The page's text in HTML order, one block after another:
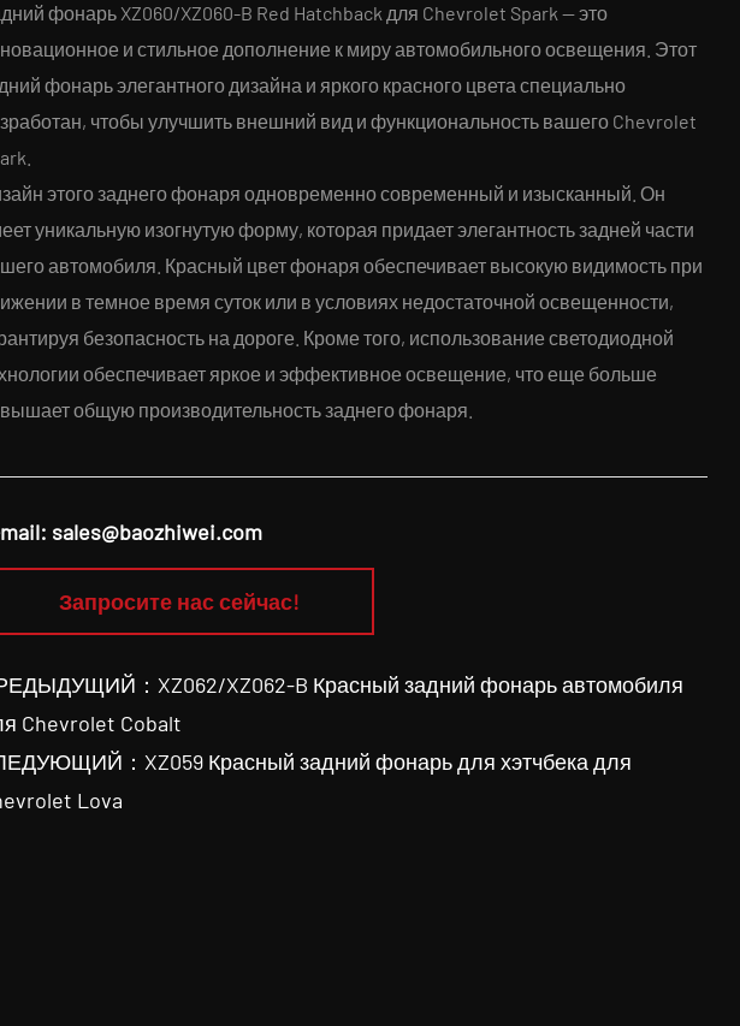
фонарь XZ060/XZ060-B Red Hatchback для Chevrolet Spark — это
и стильное дополнение к миру автомобильного освещения. Этот
фонарь элегантного дизайна и яркого красного цвета специально
чтобы улучшить внешний вид и функциональность вашего Chevrolet
этого заднего фонаря одновременно современный и изысканный. Он
уникальную изогнутую форму, которая придает элегантность задней части
автомобиля. Красный цвет фонаря обеспечивает высокую видимость при
в темное время суток или в условиях недостаточной освещенности,
безопасность на дороге. Кроме того, использование светодиодной
обеспечивает яркое и эффективное освещение, что еще больше
общую производительность заднего фонаря.
sales@baozhiwei.com
Запросите нас сейчас!
：XZ062/XZ062-B Красный задний фонарь автомобиля
Chevrolet Cobalt
：XZ059 Красный задний фонарь для хэтчбека для
Lova